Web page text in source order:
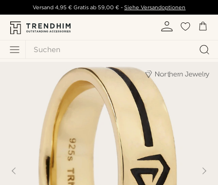
Suchen
Versand 4,95 € Gratis ab 59,00 € - Siehe Versandoptionen